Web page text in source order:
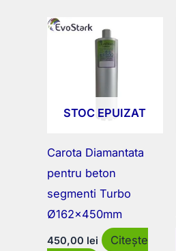
STOC EPUIZAT
Carota Diamantata
pentru beton
segmenti Turbo
Ø162x450mm
450,00 lei
Citește